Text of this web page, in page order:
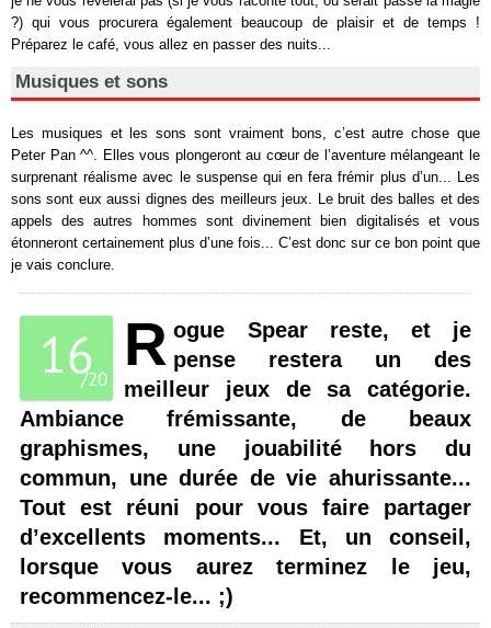
?) qui vous procurera également beaucoup de plaisir et de temps !
Préparez le café, vous allez en passer des nuits...
Musiques et sons
Les musiques et les sons sont vraiment bons, c’est autre chose que
Peter Pan ^^. Elles vous plongeront au cœur de l’aventure mélangeant le
surprenant réalisme avec le suspense qui en fera frémir plus d’un... Les
sons sont eux aussi dignes des meilleurs jeux. Le bruit des balles et des
appels des autres hommes sont divinement bien digitalisés et vous
étonneront certainement plus d’une fois... C’est donc sur ce bon point que
je vais conclure.
16
/20
R ogue Spear reste, et je
pense restera un des
meilleur jeux de sa catégorie.
Ambiance frémissante, de beaux
graphismes, une jouabilité hors du
commun, une durée de vie ahurissante...
Tout est réuni pour vous faire partager
d’excellents moments... Et, un conseil,
lorsque vous aurez terminez le jeu,
recommencez-le... ;)